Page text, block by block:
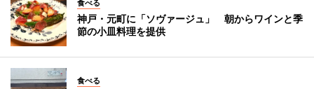
食べる
神戸・元町に「ソヴァージュ」 朝からワインと季
節の小皿料理を提供
食べる